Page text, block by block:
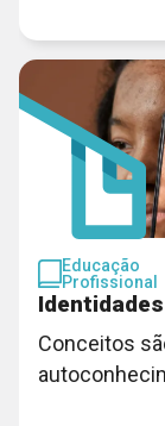
Educação
Profissional
Conceitos